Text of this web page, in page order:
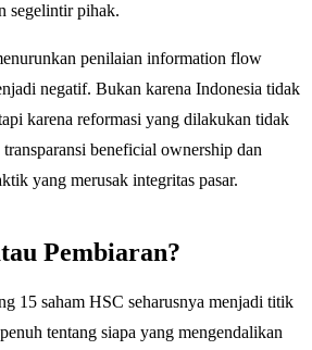
segelintir pihak.
penilaian information flow
negatif. Bukan karena Indonesia tidak
karena reformasi yang dilakukan tidak
beneficial ownership dan
yang merusak integritas pasar.
Pembiaran?
15 saham HSC seharusnya menjadi titik
tentang siapa yang mengendalikan